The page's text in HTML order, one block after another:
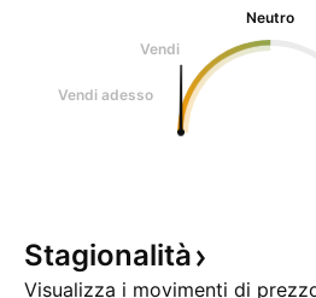
Neutro
Vendi
Vendi adesso
Stagionalità
Visualizza i movimenti di